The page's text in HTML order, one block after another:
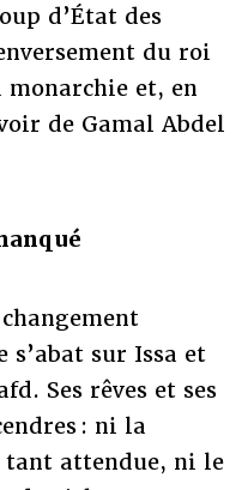
d’État des
du roi
et, en
de Gamal Abdel
s’abat sur Issa et
Ses rêves et ses
: ni la
attendue, ni le